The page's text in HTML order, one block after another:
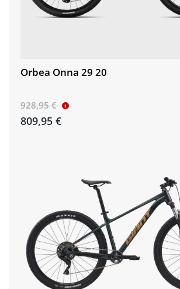
Orbea Onna 29 20
928,95 €
809,95 €